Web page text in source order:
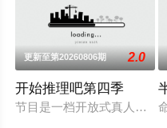
更新至第20260806期 2.0
开始推理吧第四季
节目是一档开放式真人社交